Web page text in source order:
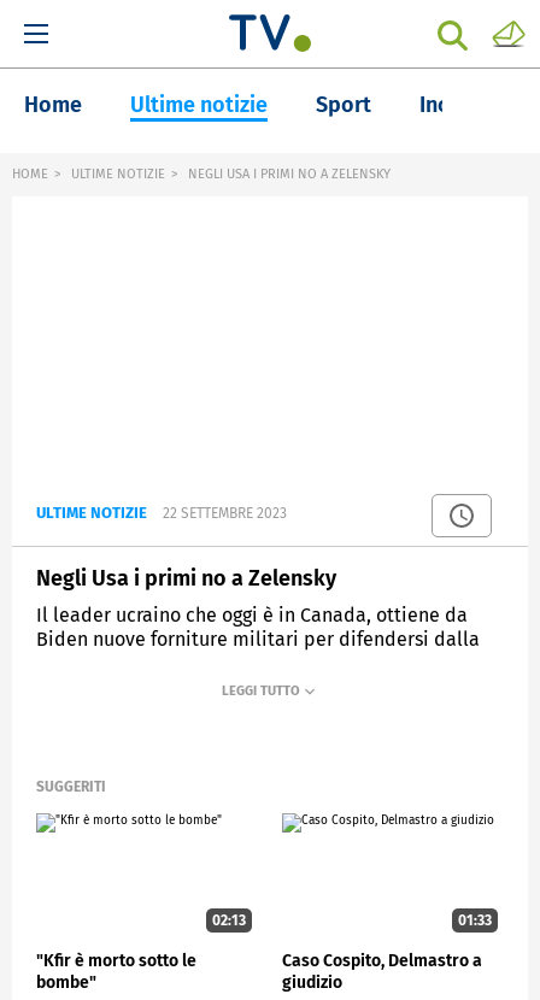
Home Ultime notizie Sport Inchieste
HOME ULTIME NOTIZIE NEGLI USA I PRIMI NO A ZELENSKY
ULTIME NOTIZIE 22 SETTEMBRE 2023
Negli Usa i primi no a Zelensky
Il leader ucraino che oggi è in Canada, ottiene da
Biden nuove forniture militari per difendersi dalla
SUGGERITI
02:13
"Kfir è morto sotto le
bombe"
01:33
Caso Cospito, Delmastro a
giudizio